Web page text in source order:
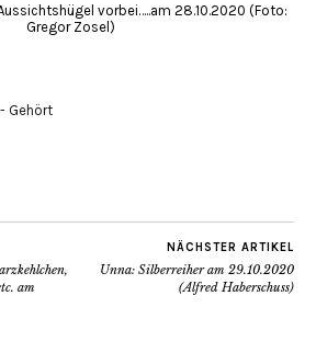
vorbei…..am 28.10.2020 (Foto:
Gregor Zosel)
Gehört
am
NÄCHSTER ARTIKEL
Unna: Silberreiher am 29.10.2020
(Alfred Haberschuss)